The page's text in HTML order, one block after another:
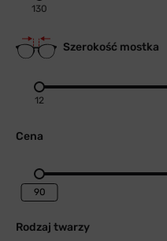
130
Szerokość mostka
12
Cena
Rodzaj twarzy